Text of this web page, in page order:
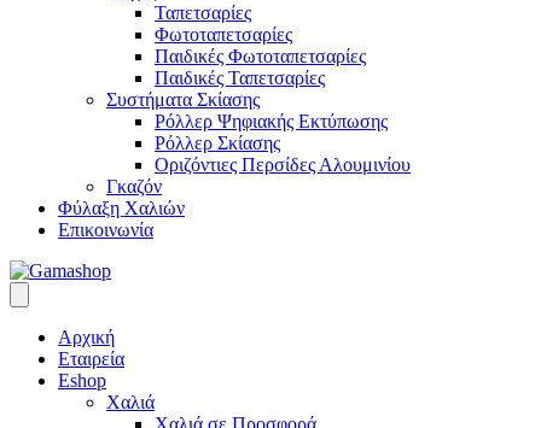
Ταπετσαρίες
Φωτοταπετσαρίες
Παιδικές Φωτοταπετσαρίες
Παιδικές Ταπετσαρίες
Συστήματα Σκίασης
Ρόλλερ Ψηφιακής Εκτύπωσης
Ρόλλερ Σκίασης
Οριζόντιες Περσίδες Αλουμινίου
Γκαζόν
Φύλαξη Χαλιών
Επικοινωνία
Αρχική
Εταιρεία
Eshop
Χαλιά
Χαλιά σε Προσφορά